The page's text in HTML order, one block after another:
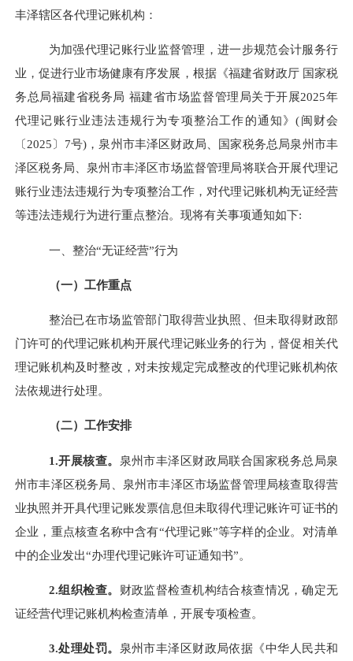
丰泽辖区各代理记账机构 ：
为加强代理记账行业监督管理，进一步规范会计服务行
业，促进行业市场健康有序发展，根据《福建省财政厅 国家税
务总局福建省税务局 福建省市场监督管理局关于开展2025年
代理记账行业违法违规行为专项整治工作的通知》(闽财会
〔2025〕7号)，泉州市丰泽区财政局、国家税务总局泉州市丰
泽区税务局、泉州市丰泽区市场监督管理局将联合开展代理记
账行业违法违规行为专项整治工作，对代理记账机构无证经营
等违法违规行为进行重点整治。现将有关事项通知如下:
一、整治“无证经营”行为
（一）工作重点
整治已在市场监管部门取得营业执照、但未取得财政部
门许可的代理记账机构开展代理记账业务的行为，督促相关代
理记账机构及时整改，对未按规定完成整改的代理记账机构依
法依规进行处理。
（二）工作安排
1.开展核查。 泉州市丰泽区财政局联合国家税务总局泉
州市丰泽区税务局、泉州市丰泽区市场监督管理局核查取得营
业执照并开具代理记账发票信息但未取得代理记账许可证书的
企业，重点核查名称中含有“代理记账”等字样的企业。对清单
中的企业发出“办理代理记账许可证通知书”。
2.组织检查。 财政监督检查机构结合核查情况，确定无
证经营代理记账机构检查清单，开展专项检查。
3.处理处罚。 泉州市丰泽区财政局依据《中华人民共和